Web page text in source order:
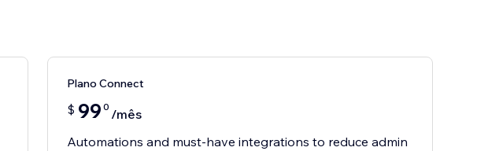
Plano Connect
$ 99 0 /mês
Automations and must-have integrations to reduce admin